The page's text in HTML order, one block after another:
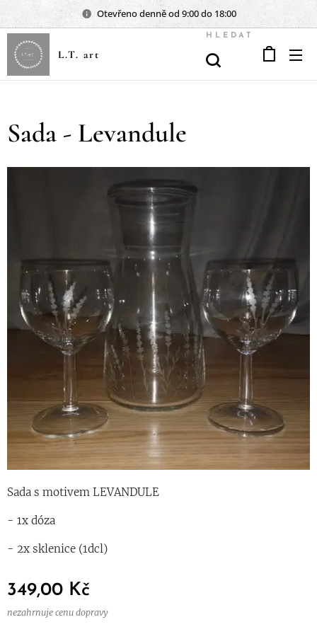
Otevřeno denně od 9:00 do 18:00
L.T. art
HLEDAT
Sada - Levandule
Sada s motivem LEVANDULE
- 1x dóza
- 2x sklenice (1dcl)
349,00 Kč
nezahrnuje cenu dopravy